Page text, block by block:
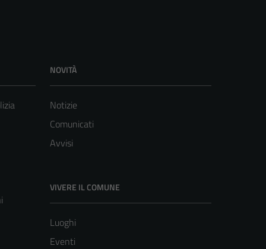
NOVITÀ
Notizie
Comunicati
Avvisi
VIVERE IL COMUNE
Luoghi
Eventi